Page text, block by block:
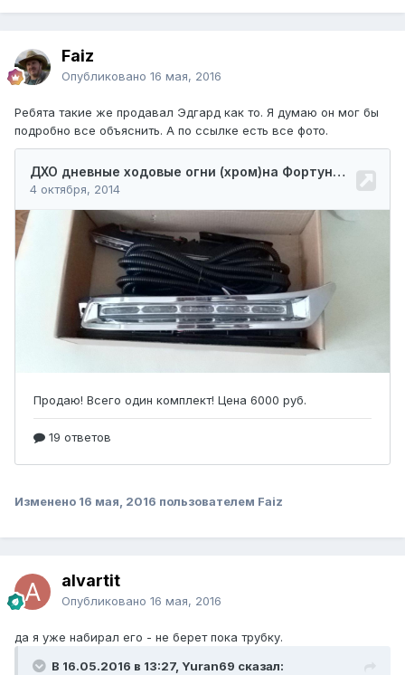
Faiz
Опубликовано 16 мая, 2016
Ребята такие же продавал Эдгард как то. Я думаю он мог бы
подробно все объяснить. А по ссылке есть все фото.
Изменено 16 мая, 2016 пользователем Faiz
alvartit
Опубликовано 16 мая, 2016
да я уже набирал его - не берет пока трубку.
В 16.05.2016 в 13:27, Yuran69 сказал: